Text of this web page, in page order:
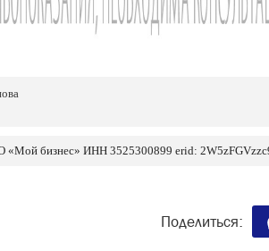
«Мой бизнес» ИНН 3525300899 erid:
Поделиться: